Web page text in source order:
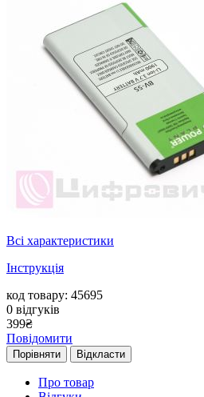
Всі характеристики
Інструкція
код товару: 45695
0 відгуків
399₴
Повідомити
Порівняти Відкласти
Про товар